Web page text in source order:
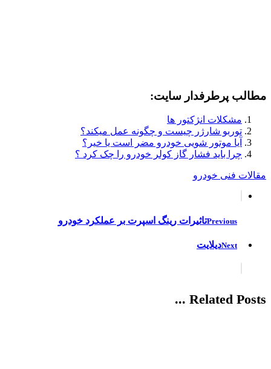
مطالب پرطرفدار سایت:
مشکلات انژکتور ها
توربو شارژر چیست و چگونه عمل میکند؟
آیا موتور شویی خودرو مضر است یا خیر؟
چرا باید فشار گاز کولر خودرو را چک کرد ؟
مقالات فنی خودرو
Previousتاثیرات رینگ اسپرت بر عملکرد خودرو
Nextدیلایت
Related Posts ...